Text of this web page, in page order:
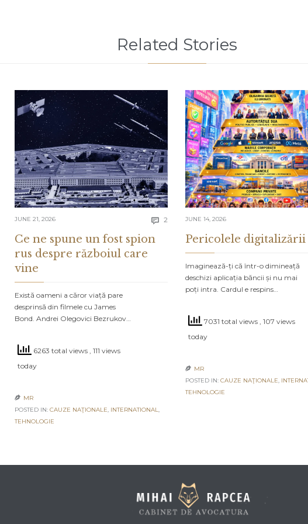
Related Stories
Comments
JUNE 21, 2026  2 Comments
Ce ne spune un fost spion
rus despre războiul care
vine
Există oameni a căror viață pare
desprinsă din filmele cu James
Bond. Andrei Olegovici Bezrukov…
6263 total views , 111 views
today
 MR
POSTED IN: CAUZE NAŢIONALE, INTERNATIONAL,
TEHNOLOGIE
JUNE 14, 2026
Pericolele digitalizării
Imaginează-ți că într-o dimineață
deschizi aplicația băncii și nu mai
poți intra. Cardul e respins…
7031 total views , 107 views
today
 MR
POSTED IN: CAUZE NAŢIONALE,
TEHNOLOGIE